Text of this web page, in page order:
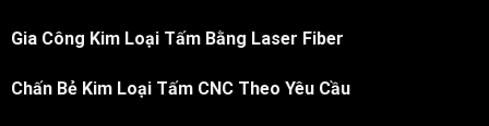
Gia Công Kim Loại Tấm Bằng Laser Fiber
Chấn Bẻ Kim Loại Tấm CNC Theo Yêu Cầu